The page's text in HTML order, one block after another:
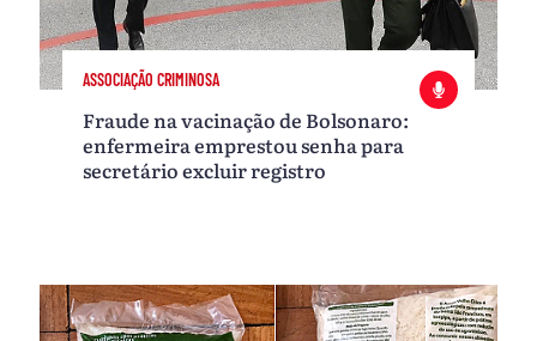
ASSOCIAÇÃO CRIMINOSA
Fraude na vacinação de Bolsonaro:
enfermeira emprestou senha para
secretário excluir registro